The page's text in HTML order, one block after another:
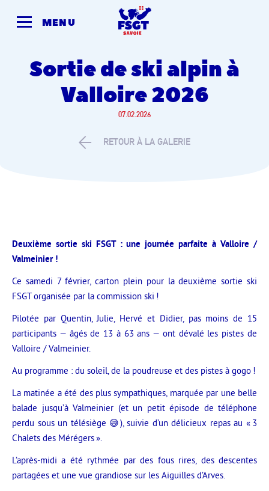
MENU
Sortie de ski alpin à
Valloire 2026
07.02.2026
RETOUR À LA GALERIE
Deuxième sortie ski FSGT : une journée parfaite à Valloire /
Valmeinier !
Ce samedi 7 février, carton plein pour la deuxième sortie ski
FSGT organisée par la commission ski !
Pilotée par Quentin, Julie, Hervé et Didier, pas moins de 15
participants — âgés de 13 à 63 ans — ont dévalé les pistes de
Valloire / Valmeinier.
Au programme : du soleil, de la poudreuse et des pistes à gogo !
La matinée a été des plus sympathiques, marquée par une belle
balade jusqu’à Valmeinier (et un petit épisode de téléphone
perdu sous un télésiège 😅), suivie d’un délicieux repas au « 3
Chalets des Mérégers ».
L’après-midi a été rythmée par des fous rires, des descentes
partagées et une vue grandiose sur les Aiguilles d’Arves.